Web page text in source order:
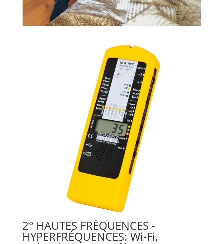
2° HAUTES FRÉQUENCES -
HYPERFRÉQUENCES: Wi-Fi,